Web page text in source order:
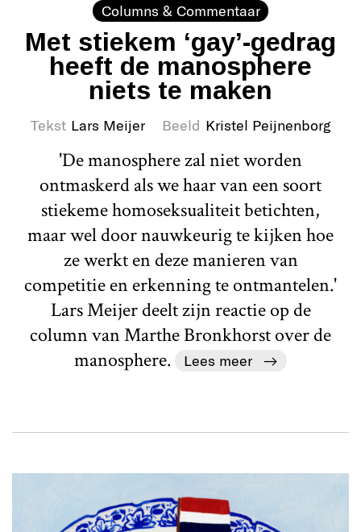
Columns & Commentaar
Met stiekem ‘gay’-gedrag
heeft de manosphere
niets te maken
Tekst Lars Meijer Beeld Kristel Peijnenborg
'De manosphere zal niet worden
ontmaskerd als we haar van een soort
stiekeme homoseksualiteit betichten,
maar wel door nauwkeurig te kijken hoe
ze werkt en deze manieren van
competitie en erkenning te ontmantelen.'
Lars Meijer deelt zijn reactie op de
column van Marthe Bronkhorst over de
manosphere.
Lees meer